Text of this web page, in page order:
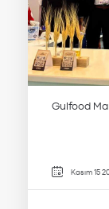
Gulfood
Kasım 15